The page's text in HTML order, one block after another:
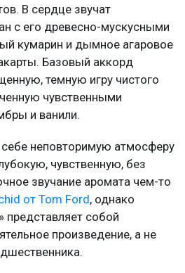
В сердце звучат
с его древесно-мускусными
кумарин и дымное агаровое
Базовый аккорд
темную игру чистого
чувственными
и ванили.
неповторимую атмосферу
чувственную, без
звучание аромата чем-то
от Tom Ford, однако
представляет собой
произведение, а не